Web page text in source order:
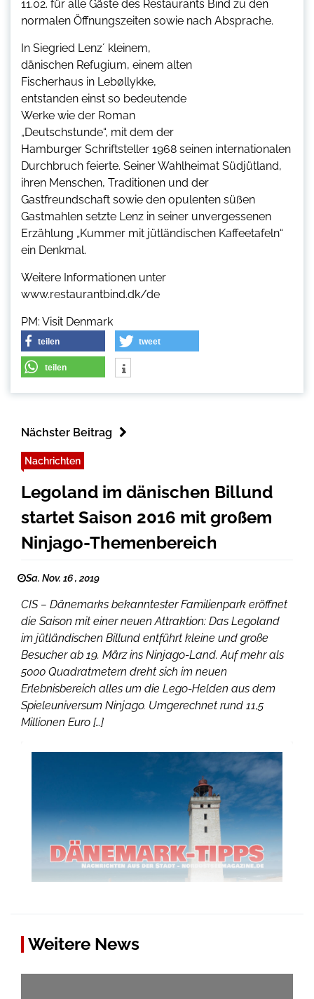
11.02. für alle Gäste des Restaurants Bind zu den
normalen Öffnungszeiten sowie nach Absprache.
In Siegried Lenz´ kleinem,
dänischen Refugium, einem alten
Fischerhaus in Lebøllykke,
entstanden einst so bedeutende
Werke wie der Roman
„Deutschstunde“, mit dem der
Hamburger Schriftsteller 1968 seinen internationalen
Durchbruch feierte. Seiner Wahlheimat Südjütland,
ihren Menschen, Traditionen und der
Gastfreundschaft sowie den opulenten süßen
Gastmahlen setzte Lenz in seiner unvergessenen
Erzählung „Kummer mit jütländischen Kaffeetafeln“
ein Denkmal.
Weitere Informationen unter
www.restaurantbind.dk/de
PM: Visit Denmark
teilen tweet
teilen
Nächster Beitrag
Nachrichten
Legoland im dänischen Billund
startet Saison 2016 mit großem
Ninjago-Themenbereich
Sa. Nov. 16 , 2019
CIS – Dänemarks bekanntester Familienpark eröffnet
die Saison mit einer neuen Attraktion: Das Legoland
im jütländischen Billund entführt kleine und große
Besucher ab 19. März ins Ninjago-Land. Auf mehr als
5000 Quadratmetern dreht sich im neuen
Erlebnisbereich alles um die Lego-Helden aus dem
Spieleuniversum Ninjago. Umgerechnet rund 11,5
Millionen Euro […]
Weitere News